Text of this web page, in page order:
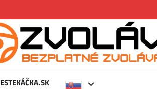
ESTEKÁČKA.SK